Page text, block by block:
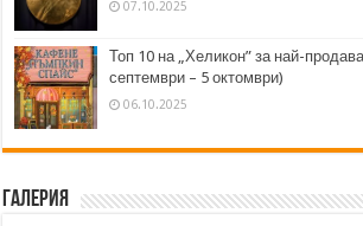
07.10.2025
Топ 10 на „Хеликон” за най-
септември – 5 октомври)
06.10.2025
Галерия